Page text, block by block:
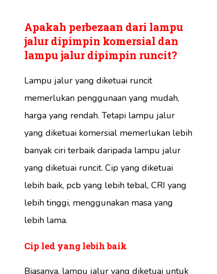
Apakah perbezaan dari lampu
jalur dipimpin komersial dan
lampu jalur dipimpin runcit?
Lampu jalur yang diketuai runcit
memerlukan penggunaan yang mudah,
harga yang rendah. Tetapi lampu jalur
yang diketuai komersial memerlukan lebih
banyak ciri terbaik daripada lampu jalur
yang diketuai runcit. Cip yang diketuai
lebih baik, pcb yang lebih tebal, CRI yang
lebih tinggi, menggunakan masa yang
lebih lama.
Cip led yang lebih baik
Biasanya, lampu jalur yang diketuai untuk